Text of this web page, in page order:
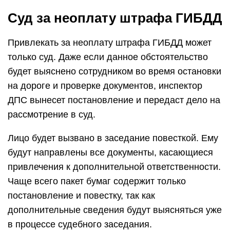
Суд за неоплату штрафа ГИБДД
Привлекать за неоплату штрафа ГИБДД может
только суд. Даже если данное обстоятельство
будет выяснено сотрудником во время остановки
на дороге и проверке документов, инспектор
ДПС вынесет постановление и передаст дело на
рассмотрение в суд.
Лицо будет вызвано в заседание повесткой. Ему
будут направлены все документы, касающиеся
привлечения к дополнительной ответственности.
Чаще всего пакет бумаг содержит только
постановление и повестку, так как
дополнительные сведения будут выясняться уже
в процессе судебного заседания.